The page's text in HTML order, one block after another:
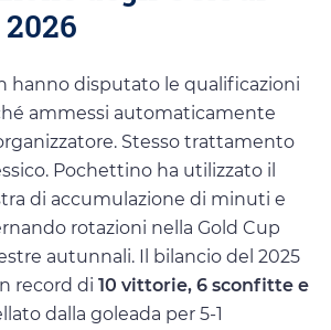
hanno disputato le qualificazioni
ammessi automaticamente
Stesso trattamento
Pochettino ha utilizzato il
di accumulazione di minuti e
rotazioni nella Gold Cup
autunnali. Il bilancio del 2025
record di 10 vittorie, 6 sconfitte e
dalla goleada per 5-1